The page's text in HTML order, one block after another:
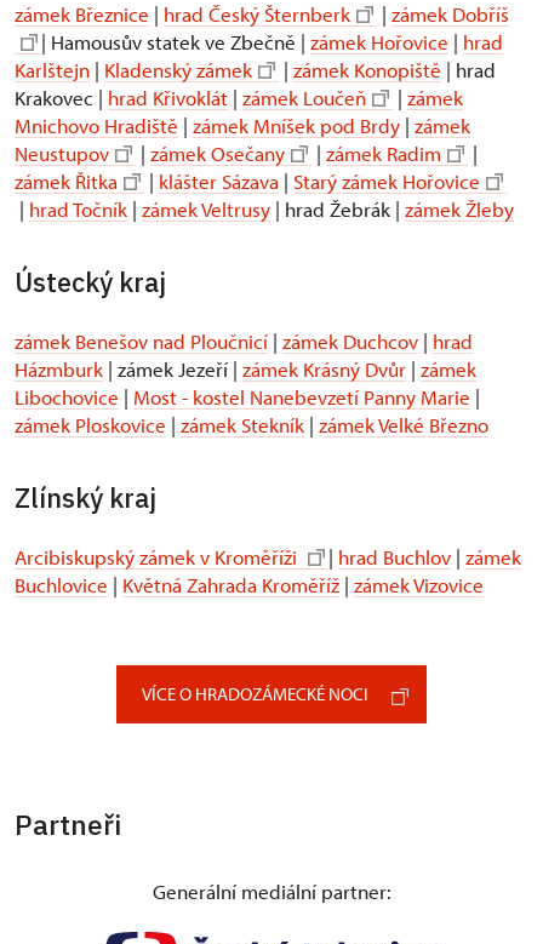
zámek Březnice | hrad Český Šternberk | zámek Dobříš
| Hamousův statek ve Zbečně | zámek Hořovice | hrad
Karlštejn | Kladenský zámek | zámek Konopiště | hrad
Krakovec | hrad Křivoklát | zámek Loučeň | zámek
Mnichovo Hradiště | zámek Mníšek pod Brdy | zámek
Neustupov
| zámek Osečany | zámek Radim
|
zámek Řitka
| klášter Sázava | Starý zámek Hořovice
| hrad Točník | zámek Veltrusy | hrad Žebrák | zámek Žleby
Ústecký kraj
zámek Benešov nad Ploučnicí | zámek Duchcov | hrad
Házmburk | zámek Jezeří | zámek Krásný Dvůr | zámek
Libochovice | Most - kostel Nanebevzetí Panny Marie |
zámek Ploskovice | zámek Stekník | zámek Velké Březno
Zlínský kraj
Arcibiskupský zámek v Kroměříži | hrad Buchlov | zámek
Buchlovice | Květná Zahrada Kroměříž | zámek Vizovice
VÍCE O HRADOZÁMECKÉ NOCI
Partneři
Generální mediální partner: